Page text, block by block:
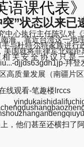
语课代表
”状态以来已
执行主任陈弘对《
海、靠近台湾这一
与杜特尔特家族进
国就将菲律宾北端
关安全协议只是一
djjds63gdh1jp-拜登
量发展（南疆片区
线观看-笔趣楼lrccs
他们甚至还横扫了阿